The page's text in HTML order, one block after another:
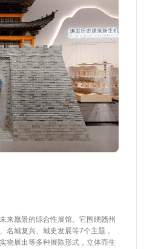
来愿景的综合性展馆。它围绕赣州
名城复兴、城史发展等7个主题，
物展出等多种展陈形式，立体而生